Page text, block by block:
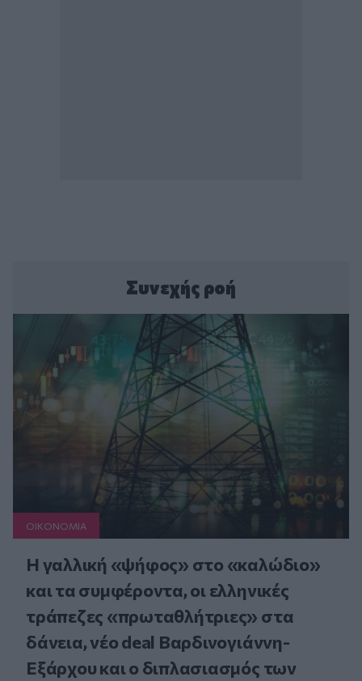
Συνεχής ροή
ΟΙΚΟΝΟΜΙΑ
Η γαλλική «ψήφος» στο «καλώδιο»
και τα συμφέροντα, οι ελληνικές
τράπεζες «πρωταθλήτριες» στα
δάνεια, νέο deal Βαρδινογιάννη-
Εξάρχου και ο διπλασιασμός των